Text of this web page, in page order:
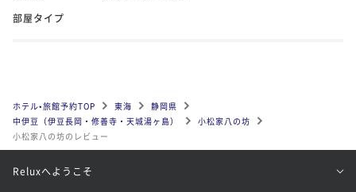
部屋タイプ
ホテル•旅館予約TOP 東海
静岡県
中伊豆（伊豆長岡・修善寺・天城湯ヶ島）
小松家八の坊
小松家八の坊のレビュー
Reluxへようこそ